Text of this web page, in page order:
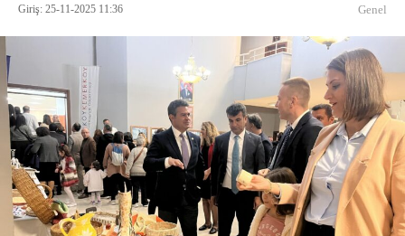
Giriş: 25-11-2025 11:36 Genel